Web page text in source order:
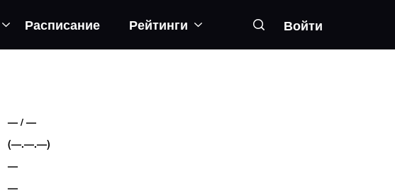
Расписание Рейтинги Войти
— / —
(—.—.—)
—
—